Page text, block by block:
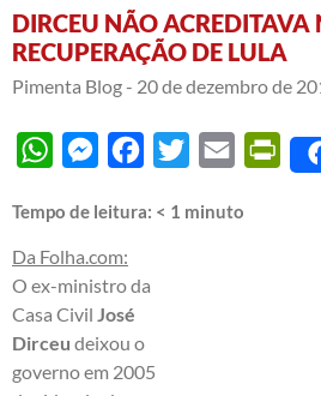
DIRCEU NÃO ACREDITAVA
RECUPERAÇÃO DE LULA
Pimenta Blog - 20 de dezembro de
WhatsAppMessengerFacebook
Twitter Email
Tempo de leitura: < 1 minuto
Da Folha.com:
O ex-ministro da
Casa Civil José
Dirceu deixou o
governo em 2005